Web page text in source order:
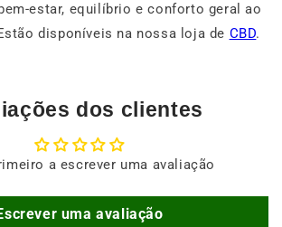
estar, equilíbrio e conforto geral ao
disponíveis na nossa loja de CBD.
dos clientes
a escrever uma avaliação
uma avaliação